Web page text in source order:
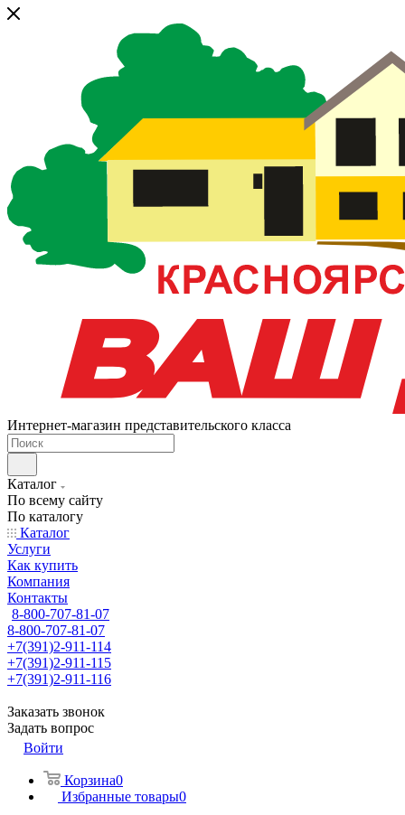
Интернет-магазин представительского класса
Каталог
По всему сайту
По каталогу
Каталог
Услуги
Как купить
Компания
Контакты
8-800-707-81-07
8-800-707-81-07
+7(391)2-911-114
+7(391)2-911-115
+7(391)2-911-116
Заказать звонок
Задать вопрос
Войти
Корзина0
Избранные товары0